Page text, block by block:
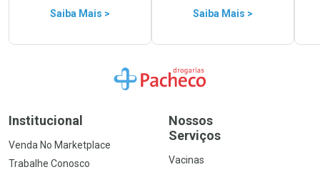
Saiba Mais > Saiba Mais >
Ir para a Home
Institucional
Venda No Marketplace
Trabalhe Conosco
Nossos
Serviços
Vacinas